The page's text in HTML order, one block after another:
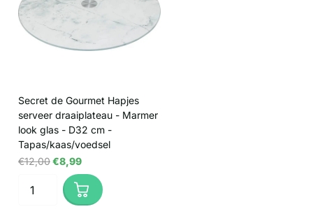
Secret de Gourmet Hapjes
serveer draaiplateau - Marmer
look glas - D32 cm -
Tapas/kaas/voedsel
€12,00€8,99